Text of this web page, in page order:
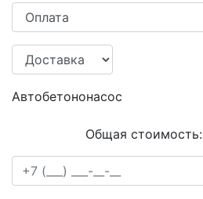
Автобетононасос
Общая стоимость: